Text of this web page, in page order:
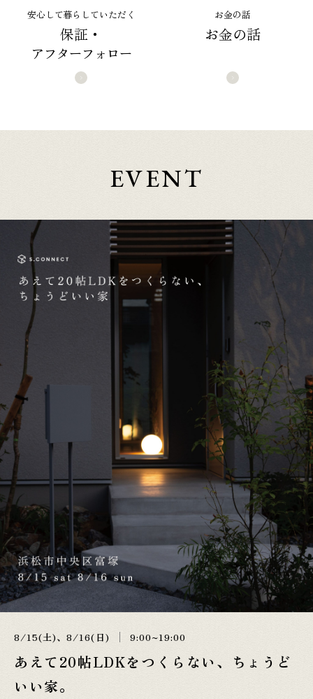
安心して暮らしていただく
保証・
アフターフォロー
お金の話
お金の話
EVENT
8/15(土)、8/16(日) 9:00~19:00
あえて20帖LDKをつくらない、ちょうど
いい家。